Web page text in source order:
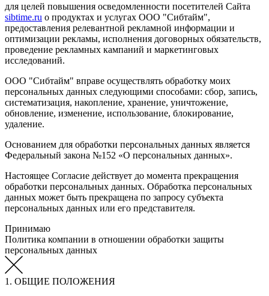
для целей повышения осведомленности посетителей Сайта
sibtime.ru о продуктах и услугах ООО "Сибтайм",
предоставления релевантной рекламной информации и
оптимизации рекламы, исполнения договорных обязательств,
проведение рекламных кампаний и маркетинговых
исследований.
ООО "Сибтайм" вправе осуществлять обработку моих
персональных данных следующими способами: сбор, запись,
систематизация, накопление, хранение, уничтожение,
обновление, изменение, использование, блокирование,
удаление.
Основанием для обработки персональных данных является
Федеральный закона №152 «О персональных данных».
Настоящее Согласие действует до момента прекращения
обработки персональных данных. Обработка персональных
данных может быть прекращена по запросу субъекта
персональных данных или его представителя.
Принимаю
Политика компании в отношении обработки защиты
персональных данных
1. ОБЩИЕ ПОЛОЖЕНИЯ